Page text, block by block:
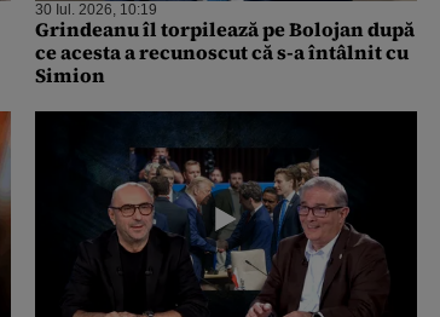
30 Iul. 2026, 10:19
Grindeanu îl torpilează pe Bolojan după
ce acesta a recunoscut că s-a întâlnit cu
Simion